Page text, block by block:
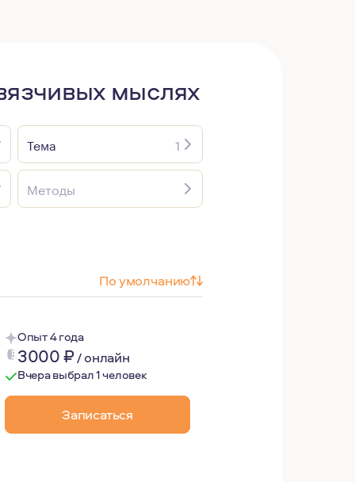
мыслях
Тема 1
Методы
По умолчанию
Опыт 4 года
3000₽/онлайн
Вчера выбрал 1 человек
Записаться